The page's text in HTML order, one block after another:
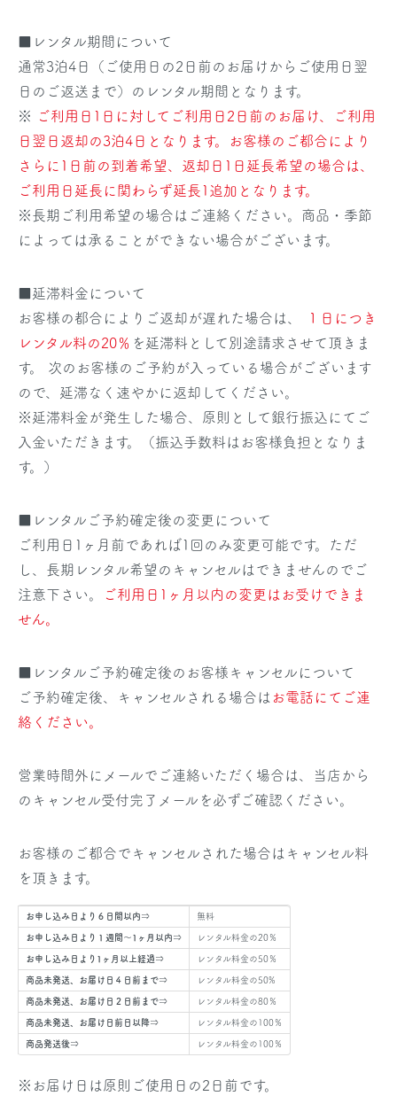
■レンタル期間について
通常3泊4日（ご使用日の2日前のお届けからご使用日翌
日のご返送まで）のレンタル期間となります。
※
ご利用日1日に対してご利用日2日前のお届け、ご利用
日翌日返却の3泊4日となります。お客様のご都合により
さらに1日前の到着希望、返却日1日延長希望の場合は、
ご利用日延長に関わらず延長1追加となります。
※長期ご利用希望の場合はご連絡ください。商品・季節
によっては承ることができない場合がございます。
■延滞料金について
お客様の都合によりご返却が遅れた場合は、
１日につき
レンタル料の20％ を延滞料として別途請求させて頂きま
す。 次のお客様のご予約が入っている場合がございます
ので、延滞なく速やかに返却してください。
※延滞料金が発生した場合、原則として銀行振込にてご
入金いただきます。（振込手数料はお客様負担となりま
す。）
■レンタルご予約確定後の変更について
ご利用日1ヶ月前であれば1回のみ変更可能です。ただ
し、長期レンタル希望のキャンセルはできませんのでご
注意下さい。
ご利用日1ヶ月以内の変更はお受けできま
せん。
■レンタルご予約確定後のお客様キャンセルについて
ご予約確定後、キャンセルされる場合は お電話にてご連
絡ください。
営業時間外にメールでご連絡いただく場合は、当店から
のキャンセル受付完了メールを必ずご確認ください。
お客様のご都合でキャンセルされた場合はキャンセル料
を頂きます。
お申し込み日より６日間以内⇒ 無料
お申し込み日より１週間～1ヶ月以内⇒ レンタル料金の20％
お申し込み日より1ヶ月以上経過⇒ レンタル料金の50％
商品未発送、お届け日４日前まで⇒ レンタル料金の50%
商品未発送、お届け日２日前まで⇒ レンタル料金の80％
商品未発送、お届け日前日以降⇒ レンタル料金の100％
商品発送後⇒ レンタル料金の100％
※お届け日は原則ご使用日の2日前です。